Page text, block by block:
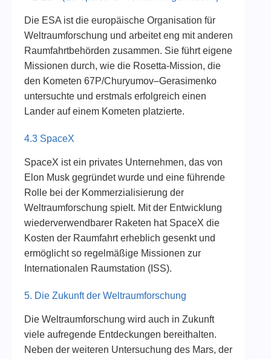
Die ESA ist die europäische Organisation für
Weltraumforschung und arbeitet eng mit anderen
Raumfahrtbehörden zusammen. Sie führt eigene
Missionen durch, wie die Rosetta-Mission, die
den Kometen 67P/Churyumov–Gerasimenko
untersuchte und erstmals erfolgreich einen
Lander auf einem Kometen platzierte.
4.3 SpaceX
SpaceX ist ein privates Unternehmen, das von
Elon Musk gegründet wurde und eine führende
Rolle bei der Kommerzialisierung der
Weltraumforschung spielt. Mit der Entwicklung
wiederverwendbarer Raketen hat SpaceX die
Kosten der Raumfahrt erheblich gesenkt und
ermöglicht so regelmäßige Missionen zur
Internationalen Raumstation (ISS).
5. Die Zukunft der Weltraumforschung
Die Weltraumforschung wird auch in Zukunft
viele aufregende Entdeckungen bereithalten.
Neben der weiteren Untersuchung des Mars, der